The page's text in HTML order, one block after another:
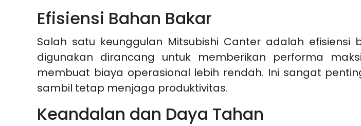
Efisiensi Bahan Bakar
Salah satu keunggulan Mitsubishi Canter adalah
digunakan dirancang untuk memberikan performa
membuat biaya operasional lebih rendah. Ini sangat
sambil tetap menjaga produktivitas.
Keandalan dan Daya Tahan